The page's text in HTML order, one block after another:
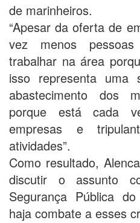
de marinheiros.
“Apesar da oferta de
vez menos
trabalhar na área
isso representa uma
abastecimento dos
porque está cada
empresas e
atividades”.
Como resultado,
discutir o assunto
Segurança Pública
haja combate a esses